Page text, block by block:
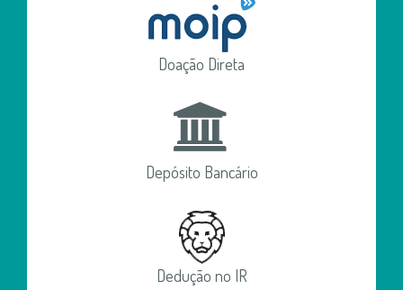
Doação Direta
Depósito Bancário
Dedução no IR